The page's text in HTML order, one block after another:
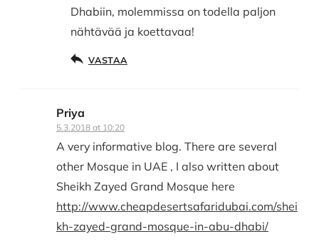
Dhabiin, molemmissa on todella paljon
nähtävää ja koettavaa!
VASTAA
Priya
5.3.2018 at 10:20
A very informative blog. There are several
other Mosque in UAE , I also written about
Sheikh Zayed Grand Mosque here
http://www.cheapdesertsafaridubai.com/shei
kh-zayed-grand-mosque-in-abu-dhabi/